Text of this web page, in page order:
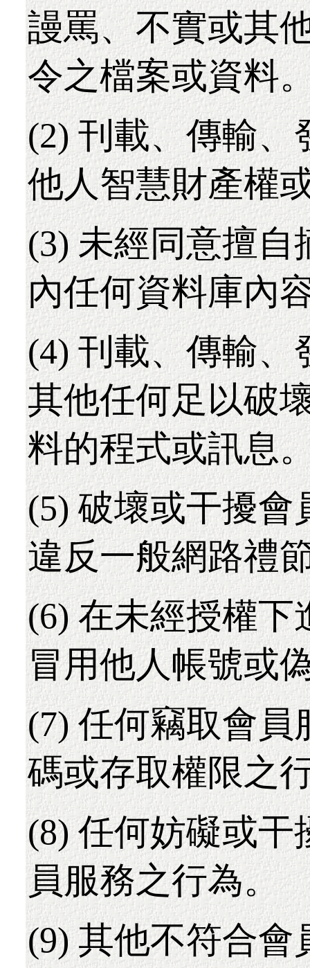
謾罵、不實或其
令之檔案或資料
(2) 刊載、傳輸
他人智慧財產權
(3) 未經同意擅
內任何資料庫內
(4) 刊載、傳輸
其他任何足以破
料的程式或訊息
(5) 破壞或干擾
違反一般網路禮
(6) 在未經授權
冒用他人帳號或
(7) 任何竊取會
碼或存取權限之
(8) 任何妨礙或
員服務之行為。
(9) 其他不符合